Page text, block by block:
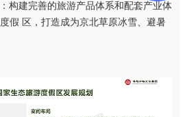
构建完善的旅游产品体系和配套产业体
假 区，打造成为京北草原冰雪、避暑